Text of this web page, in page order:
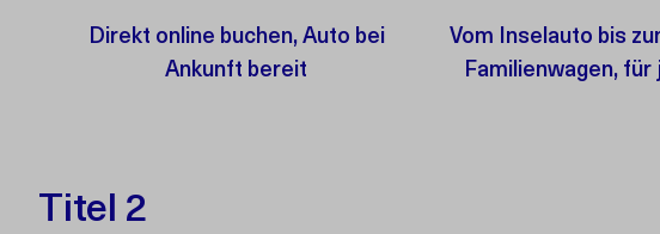
Direkt online buchen, Auto bei
Ankunft bereit
Vom Inselauto bis
Familienwagen, für
Titel 2